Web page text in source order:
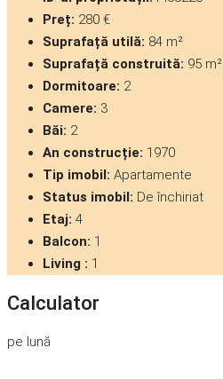
Preț: 280 €
Suprafață utilă: 84 m²
Suprafață construită: 95 m²
Dormitoare: 2
Camere: 3
Băi: 2
An construcție: 1970
Tip imobil: Apartamente
Status imobil: De închiriat
Etaj: 4
Balcon: 1
Living : 1
Calculator
pe lună